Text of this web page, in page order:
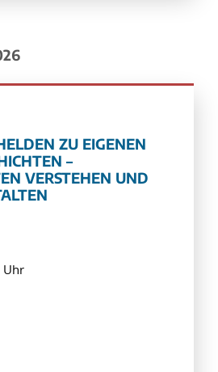
ZU EIGENEN
–
VERSTEHEN UND
Uhr